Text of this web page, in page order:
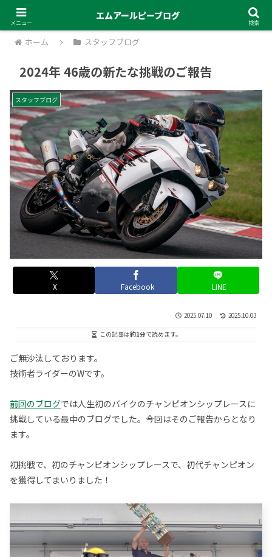
ホーム スタッフブログ
2024年 46歳の新たな挑戦のご報告
スタッフブログ
X Facebook LINE
2025.07.10 2025.10.03
この記事は約1分で読めます。
ご無沙汰しております。
技術者ライダーのWです。
前回のブログでは人生初のバイクのチャンピオンシップレースに
挑戦している最中のブログでした。今回はそのご報告からとなり
ます。
初挑戦で、初のチャンピオンシップレースで、初代チャンピオン
を獲得してまいりました！
メニュー
エムアールピーブログ
検索